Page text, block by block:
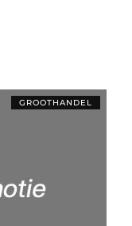
GROOTHANDEL